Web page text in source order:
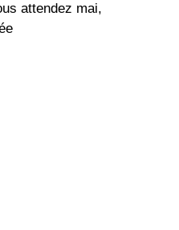
attendez mai,